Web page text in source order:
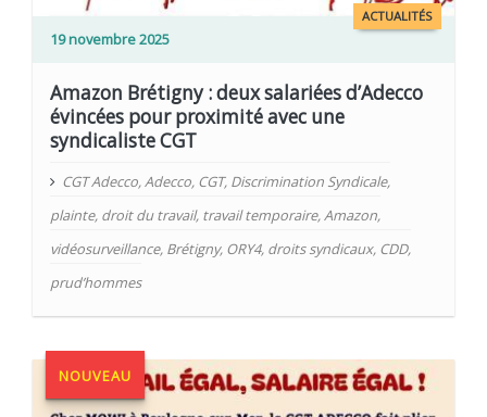
ACTUALITÉS
19 novembre 2025
Amazon Brétigny : deux salariées d’Adecco
évincées pour proximité avec une
syndicaliste CGT
CGT Adecco,Adecco, CGT, Discrimination Syndicale,
plainte, droit du travail, travail temporaire,Amazon,
vidéosurveillance, Brétigny, ORY4, droits syndicaux, CDD,
prud’hommes
NOUVEAU